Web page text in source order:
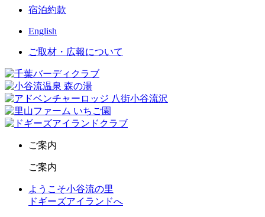
宿泊約款
English
ご取材・広報について
ご案内
ご案内
ようこそ小谷流の里
ドギーズアイランドへ